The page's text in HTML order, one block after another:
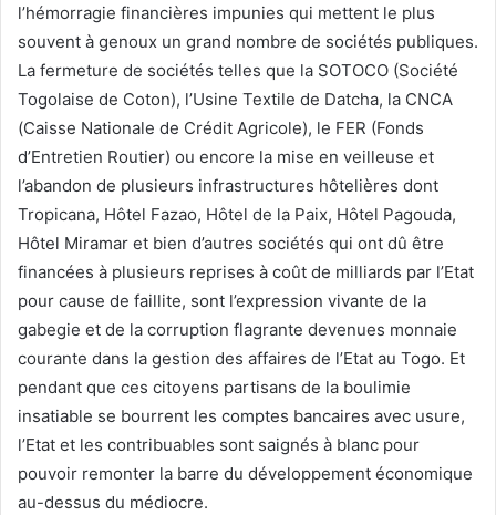
l’hémorragie financières impunies qui mettent le plus
souvent à genoux un grand nombre de sociétés publiques.
La fermeture de sociétés telles que la SOTOCO (Société
Togolaise de Coton), l’Usine Textile de Datcha, la CNCA
(Caisse Nationale de Crédit Agricole), le FER (Fonds
d’Entretien Routier) ou encore la mise en veilleuse et
l’abandon de plusieurs infrastructures hôtelières dont
Tropicana, Hôtel Fazao, Hôtel de la Paix, Hôtel Pagouda,
Hôtel Miramar et bien d’autres sociétés qui ont dû être
financées à plusieurs reprises à coût de milliards par l’Etat
pour cause de faillite, sont l’expression vivante de la
gabegie et de la corruption flagrante devenues monnaie
courante dans la gestion des affaires de l’Etat au Togo. Et
pendant que ces citoyens partisans de la boulimie
insatiable se bourrent les comptes bancaires avec usure,
l’Etat et les contribuables sont saignés à blanc pour
pouvoir remonter la barre du développement économique
au-dessus du médiocre.